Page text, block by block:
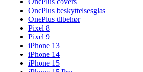
OnePlus covers
OnePlus beskyttelsesglas
OnePlus tilbehør
Pixel 8
Pixel 9
iPhone 13
iPhone 14
iPhone 15